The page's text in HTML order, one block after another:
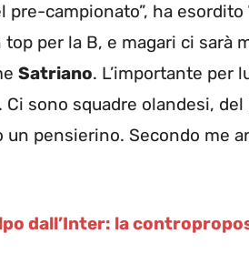
campionato”, ha esordito
top per la B, e magari ci sarà
Satriano. L’importante per
sono squadre olandesi, del
un pensierino. Secondo me
dall’Inter: la